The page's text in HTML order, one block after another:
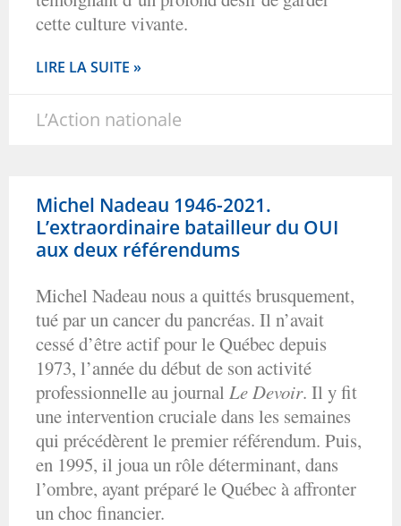
cette culture vivante.
LIRE LA SUITE »
L’Action nationale
Michel Nadeau 1946-2021.
L’extraordinaire batailleur du OUI
aux deux référendums
Michel Nadeau nous a quittés brusquement,
tué par un cancer du pancréas. Il n’avait
cessé d’être actif pour le Québec depuis
1973, l’année du début de son activité
professionnelle au journal Le Devoir. Il y fit
une intervention cruciale dans les semaines
qui précédèrent le premier référendum. Puis,
en 1995, il joua un rôle déterminant, dans
l’ombre, ayant préparé le Québec à affronter
un choc financier.